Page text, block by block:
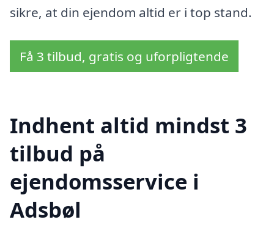
sikre, at din ejendom altid er i top stand.
Få 3 tilbud, gratis og uforpligtende
Indhent altid mindst 3
tilbud på
ejendomsservice i
Adsbøl